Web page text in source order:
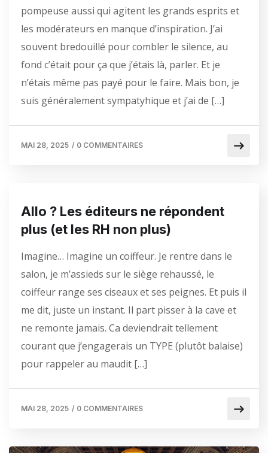
pompeuse aussi qui agitent les grands esprits et
les modérateurs en manque d’inspiration. J’ai
souvent bredouillé pour combler le silence, au
fond c’était pour ça que j’étais là, parler. Et je
n’étais même pas payé pour le faire. Mais bon, je
suis généralement sympatyhique et j’ai de […]
MAI 28, 2025 / 0 COMMENTAIRES
Allo ? Les éditeurs ne répondent
plus (et les RH non plus)
Imagine… Imagine un coiffeur. Je rentre dans le
salon, je m’assieds sur le siège rehaussé, le
coiffeur range ses ciseaux et ses peignes. Et puis il
me dit, juste un instant. Il part pisser à la cave et
ne remonte jamais. Ca deviendrait tellement
courant que j’engagerais un TYPE (plutôt balaise)
pour rappeler au maudit […]
MAI 28, 2025 / 0 COMMENTAIRES